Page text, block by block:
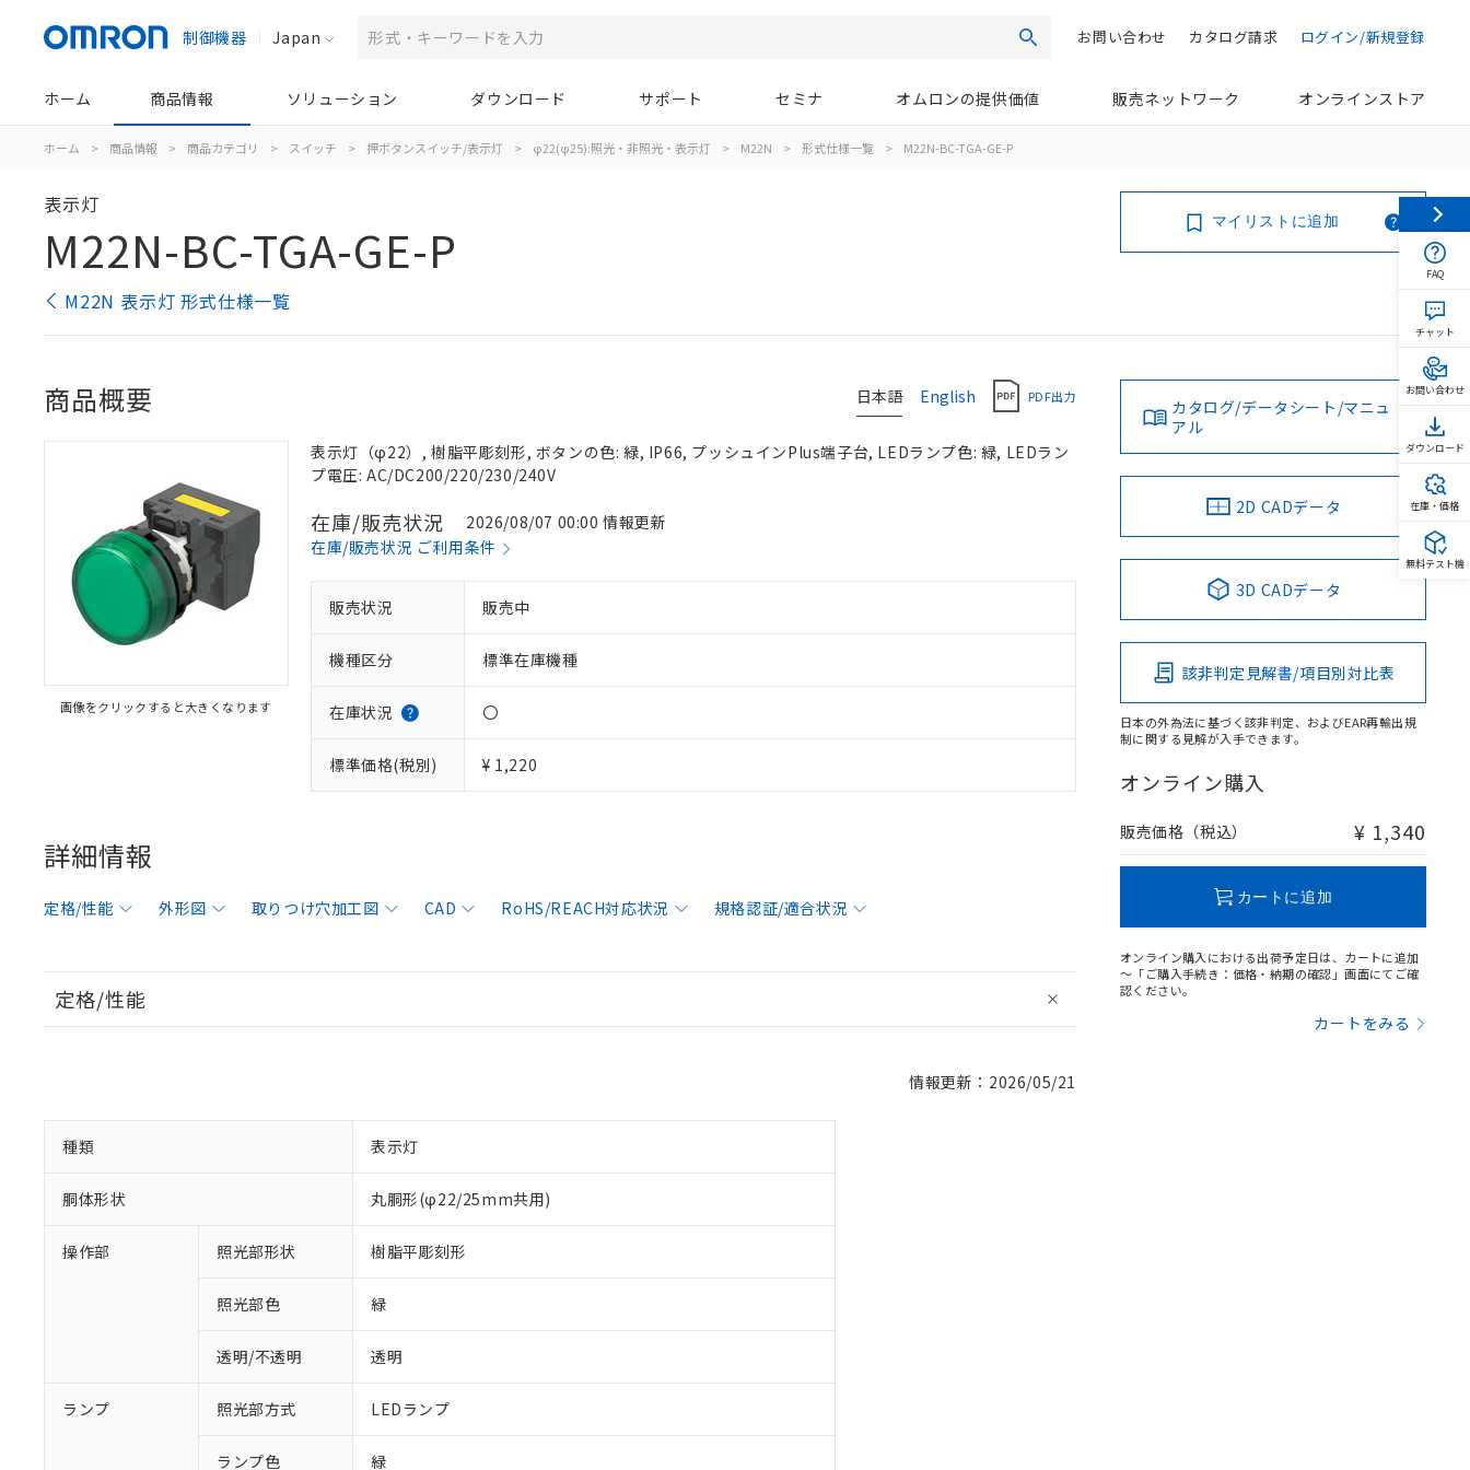
制御機器 Japan 検索 ログイン/新規登録
カタログ請求
お問い合わせ
ホーム 商品情報 ソリューション ダウンロード サポート セミナ オムロンの提供価値 販売ネットワーク オンラインストア
ホーム > 商品情報 > 商品カテゴリ > スイッチ > 押ボタンスイッチ/表示灯 > φ22(φ25):照光・非照光・表示灯 > M22N > 形式仕様一覧 > M22N-BC-TGA-GE-P
表示灯
M22N-BC-TGA-GE-P
M22N 表示灯 形式仕様一覧
マイリストに追加
日本語 English PDF出力
商品概要
画像をクリックすると大きくなります
表示灯（φ22）, 樹脂平彫刻形, ボタンの色: 緑, IP66, プッシュインPlus端子台, LEDランプ色: 緑, LEDラン
プ電圧: AC/DC200/220/230/240V
在庫/販売状況
2026/08/07 00:00 情報更新
在庫/販売状況 ご利用条件
販売状況 販売中
機種区分 標準在庫機種
在庫状況 〇
標準価格(税別) ¥ 1,220
詳細情報
定格/性能 外形図 取りつけ穴加工図 CAD RoHS/REACH対応状況 規格認証/適合状況
定格/性能
情報更新：2026/05/21
種類 表示灯
胴体形状 丸胴形(φ22/25mm共用)
操作部 照光部形状 樹脂平彫刻形
照光部色 緑
透明/不透明 透明
ランプ 照光部方式 LEDランプ
ランプ色 緑
カタログ/データシート/マニュ
アル
2D CADデータ
3D CADデータ
該非判定見解書/項目別対比表
日本の外為法に基づく該非判定、およびEAR再輸出規
制に関する見解が入手できます。
オンライン購入
販売価格（税込） ¥ 1,340
カートに追加
オンライン購入における出荷予定日は、カートに追加
～「ご購入手続き：価格・納期の確認」画面にてご確
認ください。
カートをみる
※1 対応状況
FAQ
チャット
お問い合わせ
ダウンロード
在庫・価格
無料テスト機